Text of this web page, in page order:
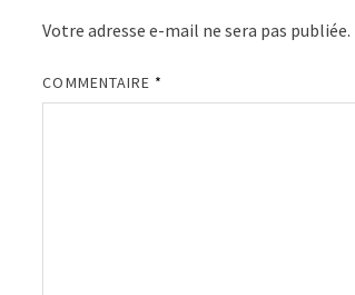
Votre adresse e-mail ne sera pas publiée.
COMMENTAIRE *